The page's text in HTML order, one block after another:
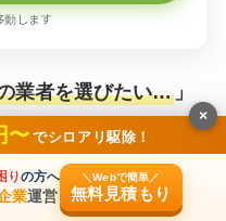
動します
業者を選びたい…」
群馬県伊勢崎市を拠
「タイアン株式会
〜 でシロアリ駆除！
りの方へ
業運営
＼Webで簡単／
無料見積もり
×